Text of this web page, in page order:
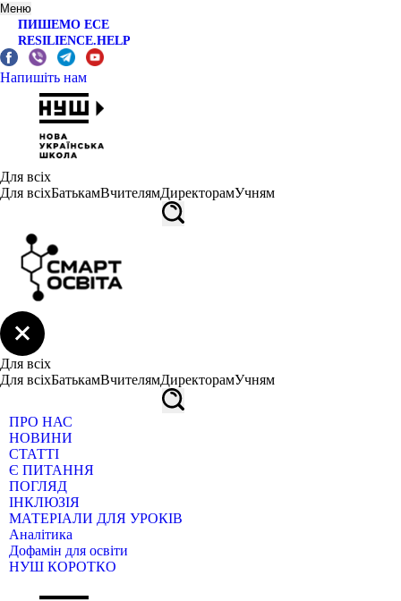
Меню
ПИШЕМО ЕСЕ
RESILIENCE.HELP
Напишіть нам
Для всіх
Для всіхБатькамВчителямДиректорамУчням
Для всіх
Для всіхБатькамВчителямДиректорамУчням
ПРО НАС
НОВИНИ
СТАТТІ
Є ПИТАННЯ
ПОГЛЯД
ІНКЛЮЗІЯ
МАТЕРІАЛИ ДЛЯ УРОКІВ
Аналітика
Дофамін для освіти
НУШ КОРОТКО